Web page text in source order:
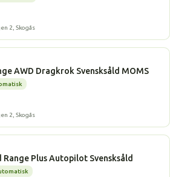
2, Skogås
AWD Dragkrok Svensksåld MOMS
2, Skogås
Plus Autopilot Svensksåld